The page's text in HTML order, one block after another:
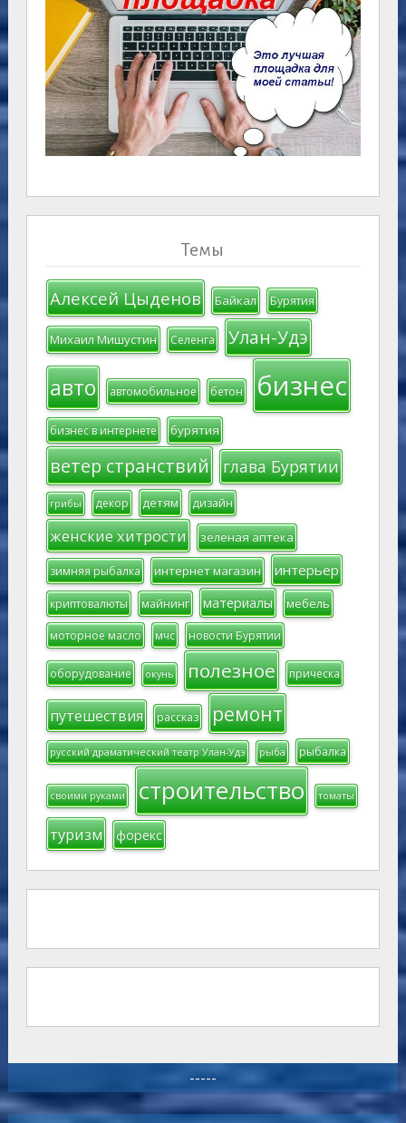
Темы
Алексей Цыденов Байкал Бурятия
Михаил Мишустин Селенга Улан-Удэ
авто автомобильное бетон бизнес
бизнес в интернете бурятия
ветер странствий глава Бурятии
грибы декор детям дизайн
женские хитрости зеленая аптека
зимняя рыбалка интернет магазин интерьер
криптовалюты майнинг материалы мебель
моторное масло мчс новости Бурятии
оборудование окунь полезное прическа
путешествия рассказ ремонт
русский драматический театр Улан-Удэ рыба рыбалка
своими руками строительство томаты
туризм форекс
-----